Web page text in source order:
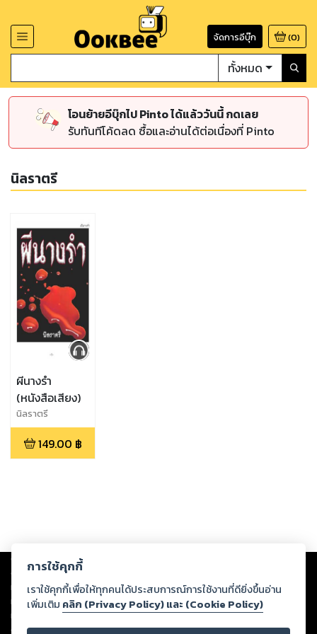
จัดการอีบุ๊ก (0)
ทั้งหมด
โอนย้ายอีบุ๊กไป Pinto ได้แล้ววันนี้ กดเลย
รับทันทีโค้ดลด ซื้อและอ่านได้ต่อเนื่องที่ Pinto
นิลราตรี
ผีนางรำ
(หนังสือเสียง)
นิลราตรี
149.00 ฿
Copyright © 2026
ต่อผลงานหรือเนื้อหาใดที่อัปโหลดผ่านเว็บไซต์และปรากฏว่าละเมิดสิทธิใน
ทรัพย์สินทางปัญญาของบุคคลอื่นหรือขัดต่อกฎหมายและศีลธรรม ดังนั้น ผู้อ่าน
ทุกท่านโปรดใช้วิจารณญาณในการกลั่นกรองด้วยตนเอง และหากท่านพบว่าส่วน
หนึ่งส่วนใดขัดต่อกฎหมายและศีลธรรม กรุณาแจ้งมายังบริษัท เพื่อทีมงานจะได้
ดำเนินการในทันที ทั้งนี้ ทางสตอรี่ล็อกขอสงวนลิขสิทธิ์ตามพระราชบัญญัติ
การใช้คุกกี้
เราใช้คุกกี้เพื่อให้ทุกคนได้ประสบการณ์การใช้งานที่ดียิ่งขึ้นอ่าน
เพิ่มเติม คลิก (Privacy Policy) และ (Cookie Policy)